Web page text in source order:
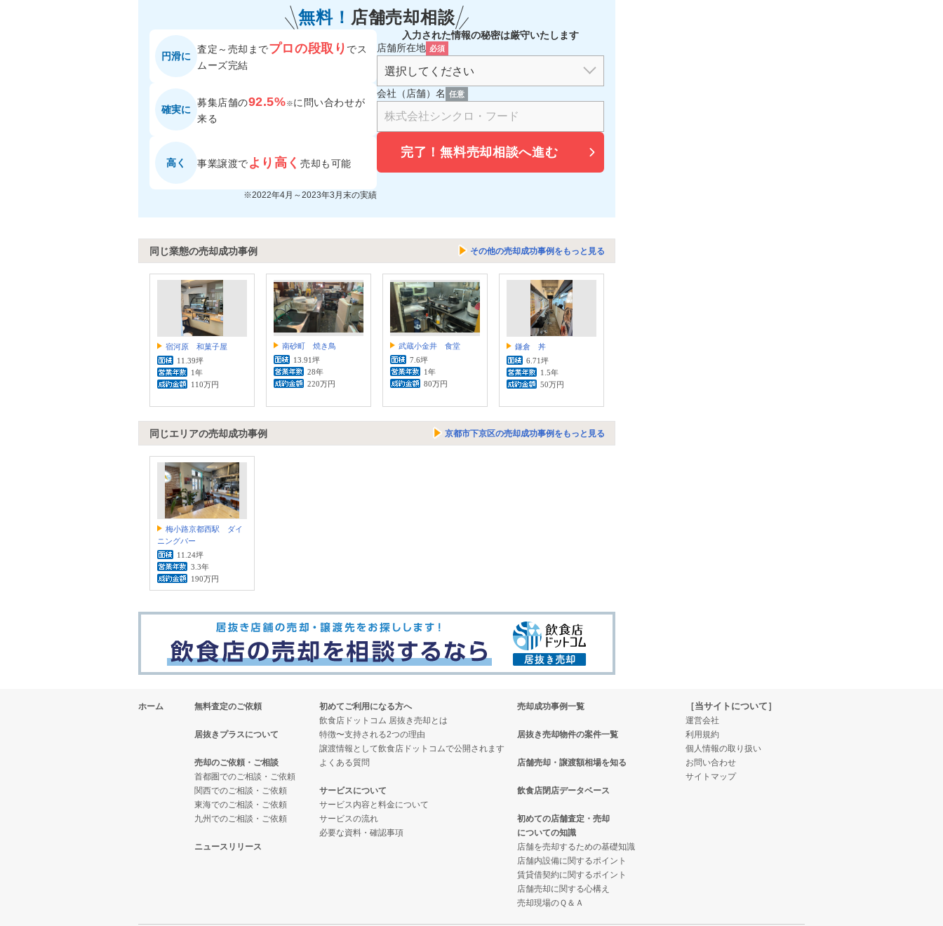
無料！ 店舗売却相談
円滑に
査定～売却までプロの段取り でス
ムーズ完結
確実に
募集店舗の92.5%※に 問い合わせが
来る
高く 事業譲渡でより高く売却も可能
※2022年4月～2023年3月末の実績
入力された情報の秘密は厳守いたします
店舗所在地 必須
会社（店舗）名 任意
完了！無料売却相談へ進む
同じ業態の売却成功事例 その他の売却成功事例をもっと見る
宿河原 和菓子屋
11.39坪
1年
110万円
南砂町 焼き鳥
13.91坪
28年
220万円
武蔵小金井 食堂
7.6坪
1年
80万円
鎌倉 丼
6.71坪
1.5年
50万円
同じエリアの売却成功事例 京都市下京区の売却成功事例をもっと見る
梅小路京都西駅 ダイ
ニングバー
11.24坪
3.3年
190万円
ホーム 無料査定のご依頼
居抜きプラスについて
売却のご依頼・ご相談
首都圏でのご相談・ご依頼
関西でのご相談・ご依頼
東海でのご相談・ご依頼
九州でのご相談・ご依頼
ニュースリリース
初めてご利用になる方へ
飲食店ドットコム 居抜き売却とは
特徴〜支持される2つの理由
譲渡情報として飲食店ドットコムで公開されます
よくある質問
サービスについて
サービス内容と料金について
サービスの流れ
必要な資料・確認事項
売却成功事例一覧
居抜き売却物件の案件一覧
店舗売却・譲渡額相場を知る
飲食店閉店データベース
初めての店舗査定・売却
についての知識
店舗を売却するための基礎知識
店舗内設備に関するポイント
賃貸借契約に関するポイント
店舗売却に関する心構え
売却現場のＱ＆Ａ
［当サイトについて］
運営会社
利用規約
個人情報の取り扱い
お問い合わせ
サイトマップ